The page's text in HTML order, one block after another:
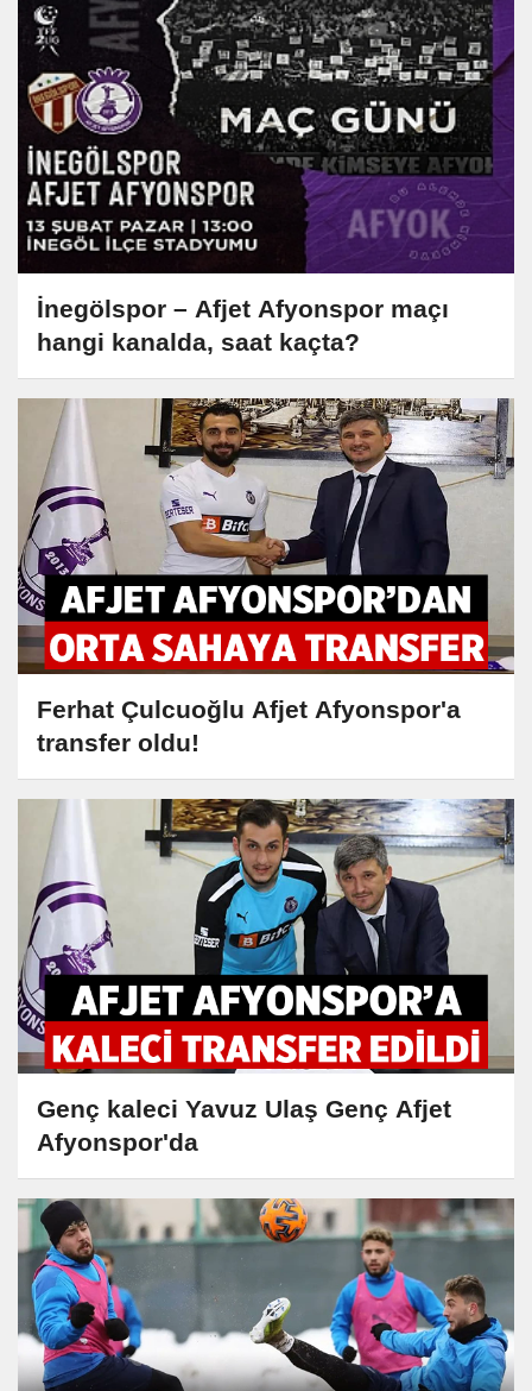
İnegölspor – Afjet Afyonspor maçı
hangi kanalda, saat kaçta?
Ferhat Çulcuoğlu Afjet Afyonspor'a
transfer oldu!
Genç kaleci Yavuz Ulaş Genç Afjet
Afyonspor'da